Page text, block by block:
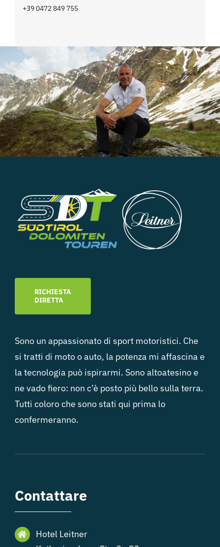
+39 0472 849 755
RICHIESTA
DIRETTA
Sono un appassionato di sport motoristici. Che
si tratti di moto o auto, la potenza mi affascina e
la tecnologia può ispirarmi. Sono altoatesino e
ne vado fiero: non c’è posto più bello sulla terra.
Tutti coloro che sono stati qui prima lo
confermeranno.
Contattare
Hotel Leitner